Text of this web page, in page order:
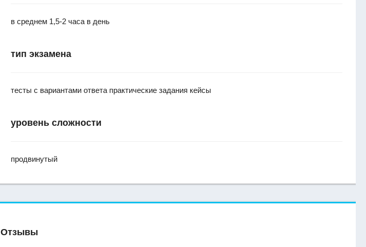
в среднем 1,5-2 часа в день
тип экзамена
тесты с вариантами ответа практические задания кейсы
уровень сложности
продвинутый
Отзывы